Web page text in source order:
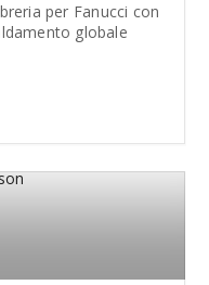
per Fanucci con
globale